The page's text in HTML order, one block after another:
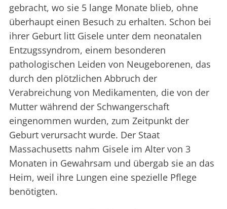
gebracht, wo sie 5 lange Monate blieb, ohne
überhaupt einen Besuch zu erhalten. Schon bei
ihrer Geburt litt Gisele unter dem neonatalen
Entzugssyndrom, einem besonderen
pathologischen Leiden von Neugeborenen, das
durch den plötzlichen Abbruch der
Verabreichung von Medikamenten, die von der
Mutter während der Schwangerschaft
eingenommen wurden, zum Zeitpunkt der
Geburt verursacht wurde. Der Staat
Massachusetts nahm Gisele im Alter von 3
Monaten in Gewahrsam und übergab sie an das
Heim, weil ihre Lungen eine spezielle Pflege
benötigten.